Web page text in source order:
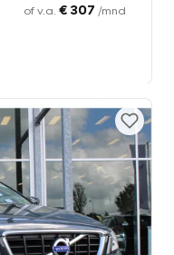
of v.a. € 307 /mnd